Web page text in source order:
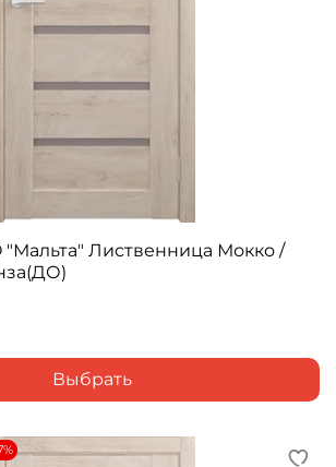
"Мальта" Лиственница Мокко /
Выбрать